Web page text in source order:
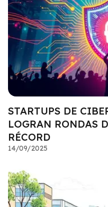
STARTUPS DE
LOGRAN RONDAS
RÉCORD
14/09/2025